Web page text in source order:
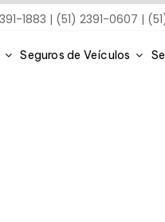
1883 | (51) 2391-0607 |
Seguros de Veículos